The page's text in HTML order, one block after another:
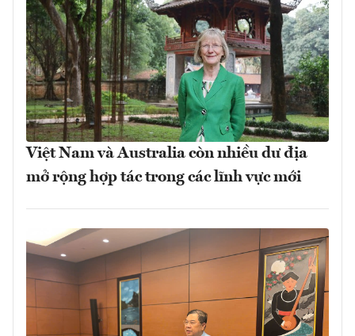
Việt Nam và Australia còn nhiều dư địa
mở rộng hợp tác trong các lĩnh vực mới